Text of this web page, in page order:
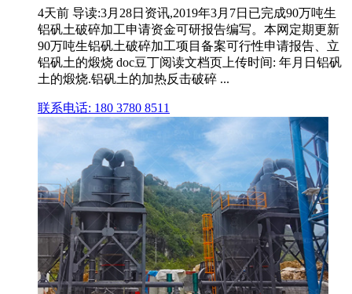
4天前 导读:3月28日资讯,2019年3月7日已完成90万吨生
铝矾土破碎加工申请资金可研报告编写。本网定期更新
90万吨生铝矾土破碎加工项目备案可行性申请报告、立
铝矾土的煅烧 doc豆丁阅读文档页上传时间: 年月日铝矾
土的煅烧.铝矾土的加热反击破碎 ...
联系电话: 180 3780 8511